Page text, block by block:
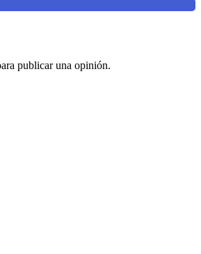
publicar una opinión.